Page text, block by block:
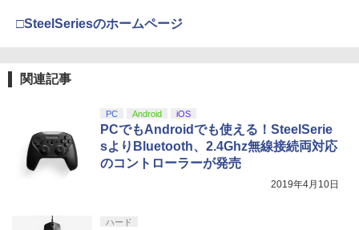
□SteelSeriesのホームページ
関連記事
PC Android iOS
PCでもAndroidでも使える！SteelSerie
sよりBluetooth、2.4Ghz無線接続両対応
のコントローラーが発売
2019年4月10日
ハード